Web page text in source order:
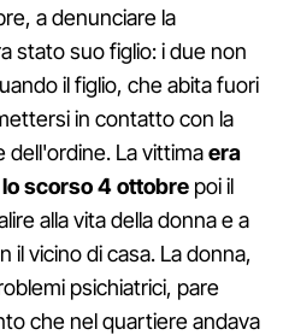
a denunciare la
stato suo figlio: i due non
il figlio, che abita fuori
in contatto con la
dell'ordine. La vittimaera
scorso 4 ottobre poi il
alla vita della donna e a
vicino di casa. La donna,
psichiatrici, pare
che nel quartiere andava